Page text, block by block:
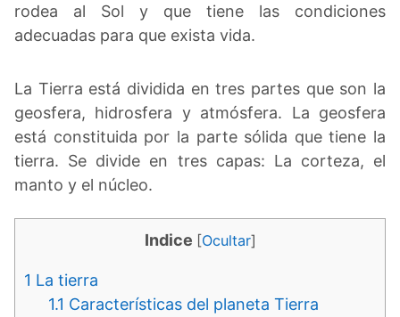
rodea al Sol y que tiene las condiciones
adecuadas para que exista vida.
La Tierra está dividida en tres partes que son la
geosfera, hidrosfera y atmósfera. La geosfera
está constituida por la parte sólida que tiene la
tierra. Se divide en tres capas: La corteza, el
manto y el núcleo.
Indice [Ocultar]
1 La tierra
1.1 Características del planeta Tierra